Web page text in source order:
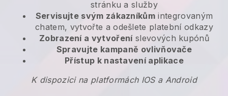
stránku a služby
Servisujte svým zákazníkům integrovaným
chatem, vytvořte a odešlete platební odkazy
Zobrazení a vytvořeníslevových kupónů
Spravujte kampaně ovlivňovače
Přístup k nastavení aplikace
K dispozici na platformách IOS a Android